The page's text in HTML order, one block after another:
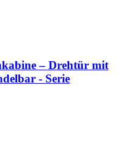
– Drehtür mit
- Serie